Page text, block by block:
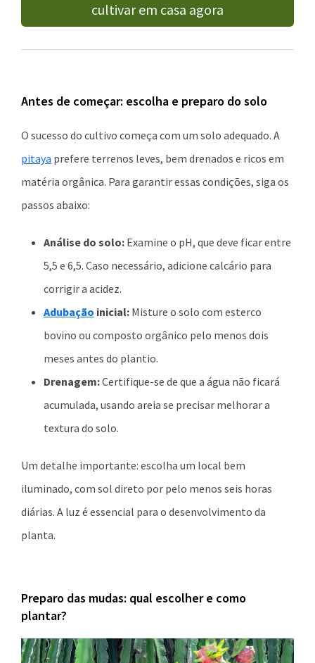
cultivar em casa agora
Antes de começar: escolha e preparo do solo
O sucesso do cultivo começa com um solo adequado. A
pitaya prefere terrenos leves, bem drenados e ricos em
matéria orgânica. Para garantir essas condições, siga os
passos abaixo:
Análise do solo: Examine o pH, que deve ficar entre
5,5 e 6,5. Caso necessário, adicione calcário para
corrigir a acidez.
Adubação inicial: Misture o solo com esterco
bovino ou composto orgânico pelo menos dois
meses antes do plantio.
Drenagem:Certifique-se de que a água não ficará
acumulada, usando areia se precisar melhorar a
textura do solo.
Um detalhe importante: escolha um local bem
iluminado, com sol direto por pelo menos seis horas
diárias. A luz é essencial para o desenvolvimento da
planta.
Preparo das mudas: qual escolher e como
plantar?